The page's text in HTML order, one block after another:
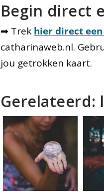
Begin direct
➡ Trek hier direct
catharinaweb.nl.
jou getrokken kaart.
Gerelateerd: